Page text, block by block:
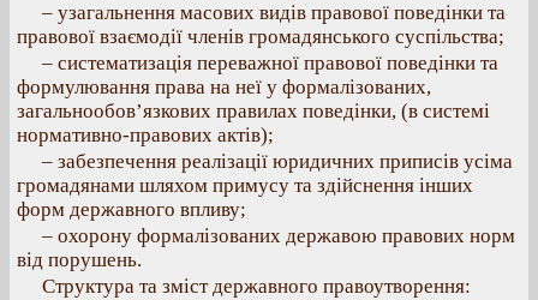
– узагальнення масових видів правової поведінки та
правової взаємодії членів громадянського суспільства;
– систематизація переважної правової поведінки та
формулювання права на неї у формалізованих,
загальнообов’язкових правилах поведінки, (в системі
нормативно-правових актів);
– забезпечення реалізації юридичних приписів усіма
громадянами шляхом примусу та здійснення інших
форм державного впливу;
– охорону формалізованих державою правових норм
від порушень.
Структура та зміст державного правоутворення: